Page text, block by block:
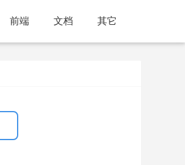
前端 文档 其它